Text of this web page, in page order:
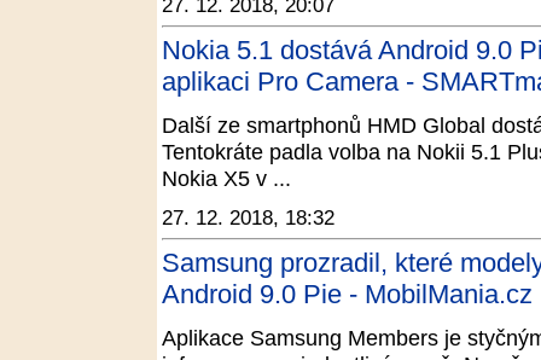
27. 12. 2018, 20:07
Nokia 5.1 dostává Android 9.0
aplikaci Pro Camera -
Další ze smartphonů HMD Global
Tentokráte padla volba na Nokii 5.1
Nokia X5 v ...
27. 12. 2018, 18:32
Samsung prozradil, které
Android 9.0 Pie - MobilMania.cz
Aplikace Samsung Members je